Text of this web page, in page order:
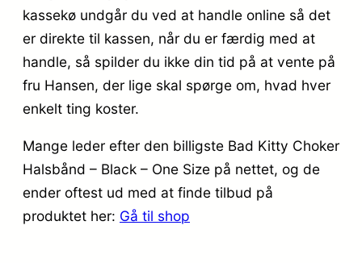
kassekø undgår du ved at handle online så det
er direkte til kassen, når du er færdig med at
handle, så spilder du ikke din tid på at vente på
fru Hansen, der lige skal spørge om, hvad hver
enkelt ting koster.
Mange leder efter den billigste Bad Kitty Choker
Halsbånd – Black – One Size på nettet, og de
ender oftest ud med at finde tilbud på
produktet her: Gå til shop